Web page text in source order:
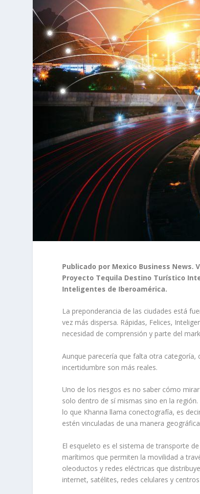
Publicado por Mexico Business News.
Proyecto Tequila Destino Turístico
Inteligentes de Iberoamérica.
La preponderancia de las ciudades está
vez más dispersa. Rápidas, Felices,
necesidad de comprensión y parte del
Aunque parecería que falta otra categoría,
incertidumbre son más reales.
Uno de los riesgos es no saber cómo
solo dentro de sí mismas sino en la
lo que Khanna llama conectografía, es
estén vinculadas de una manera
El esqueleto es el sistema de transporte
marítimos que permiten la movilidad a
oleoductos y redes eléctricas que
internet, satélites, redes celulares y